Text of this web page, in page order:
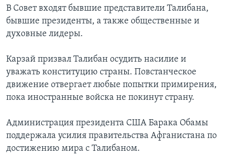
В Совет входят бывшие представители Талибана,
бывшие президенты, а также общественные и
духовные лидеры.
Карзай призвал Талибан осудить насилие и
уважать конституцию страны. Повстанческое
движение отвергает любые попытки примирения,
пока иностранные войска не покинут страну.
Администрация президента США Барака Обамы
поддержала усилия правительства Афганистана по
достижению мира с Талибаном.